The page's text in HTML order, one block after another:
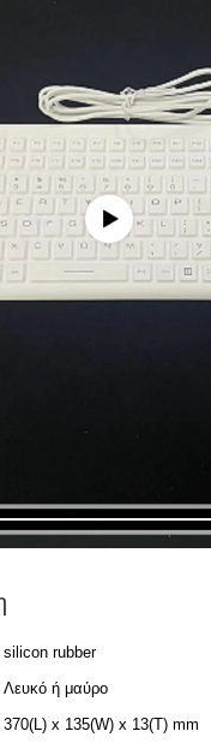
silicon rubber
Λευκό ή μαύρο
370(L) x 135(W) x 13(T) mm